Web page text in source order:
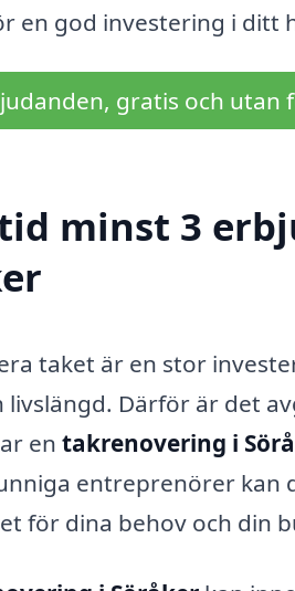
en god investering i ditt
gratis och utan
minst 3
taket är en stor
livslängd. Därför är det
en takrenovering i
entreprenörer kan
för dina behov och din